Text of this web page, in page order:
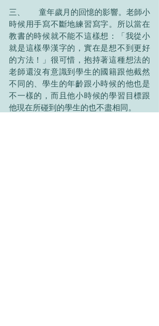
三、       童年歲月的回憶的影響。老師小
時候用手寫不斷地練習寫字。所以當在
教書的時候就不能不這樣想：「我從小
就是這樣學漢字的，實在是想不到更好
的方法！」很可惜，抱持著這種想法的
老師還沒有意識到學生的國籍跟他截然
不同的、學生的年齡跟小時候的他也是
不一樣的，而且他小時候的學習目標跟
他現在所碰到的學生的也不盡相同。